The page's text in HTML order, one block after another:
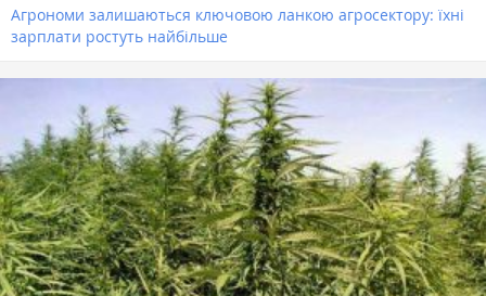
Агрономи залишаються ключовою ланкою агросектору: їхні
зарплати ростуть найбільше